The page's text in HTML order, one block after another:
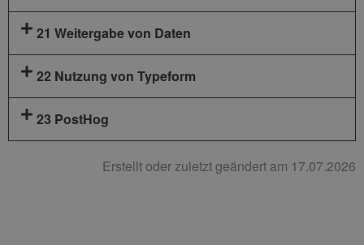
21 Weitergabe von Daten
22 Nutzung von Typeform
23 PostHog
Erstellt oder zuletzt geändert am 17.07.2026